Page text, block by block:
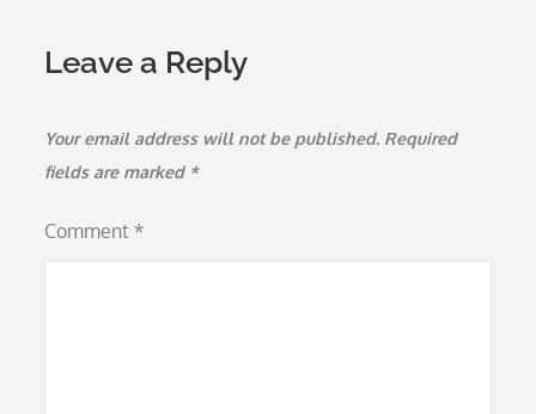
Leave a Reply
Your email address will not be published. Required
fields are marked *
Comment *